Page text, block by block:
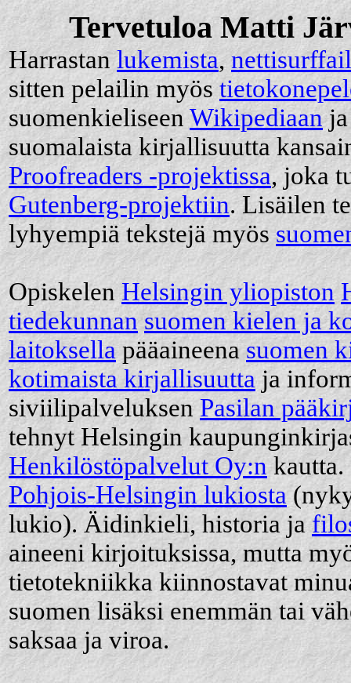
Tervetuloa Matti
Harrastanlukemista,
sitten pelailin myös
suomenkieliseen Wikipediaanja
suomalaista kirjallisuutta
Proofreaders -projektissa, joka
Gutenberg-projektiin. Lisäilen
lyhyempiä tekstejä myös
OpiskelenHelsingin yliopiston
tiedekunnan suomen kielen ja
laitoksella pääaineenasuomen
kotimaista kirjallisuuttaja
siviilipalveluksenPasilan
tehnyt Helsingin
Henkilöstöpalvelut Oy:n
Pohjois-Helsingin lukiosta
lukio). Äidinkieli, historia ja
aineeni kirjoituksissa, mutta
tietotekniikka kiinnostavat
suomen lisäksi enemmän tai
saksaa ja viroa.